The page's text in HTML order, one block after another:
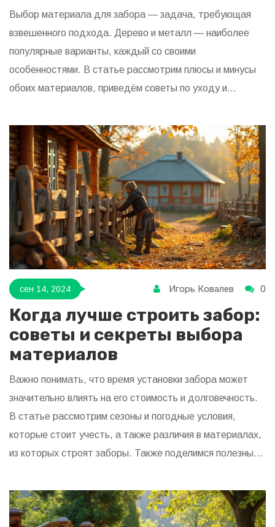
Выбор материала для забора — задача, требующая
взвешенного подхода. Дерево и металл — наиболее
популярные варианты, каждый со своими
особенностями. В статье рассмотрим плюсы и минусы
обоих материалов, приведём советы по уходу и
для вашего участка. Учитывайте стиль дома,
климатические условия и бюджет.
сен 14, 2024 Игорь Ковалев 0
Когда лучше строить забор:
советы и секреты выбора
материалов
Важно понимать, что время установки забора может
значительно влиять на его стоимость и долговечность.
В статье рассмотрим сезоны и погодные условия,
которые стоит учесть, а также различия в материалах,
из которых строят заборы. Также поделимся полезными
забора. Правильный выбор времени и материалов
поможет сэкономить средства и повысить качество